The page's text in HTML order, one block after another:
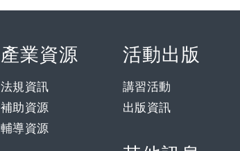
產業資源
法規資訊
補助資源
輔導資源
活動出版
講習活動
出版資訊